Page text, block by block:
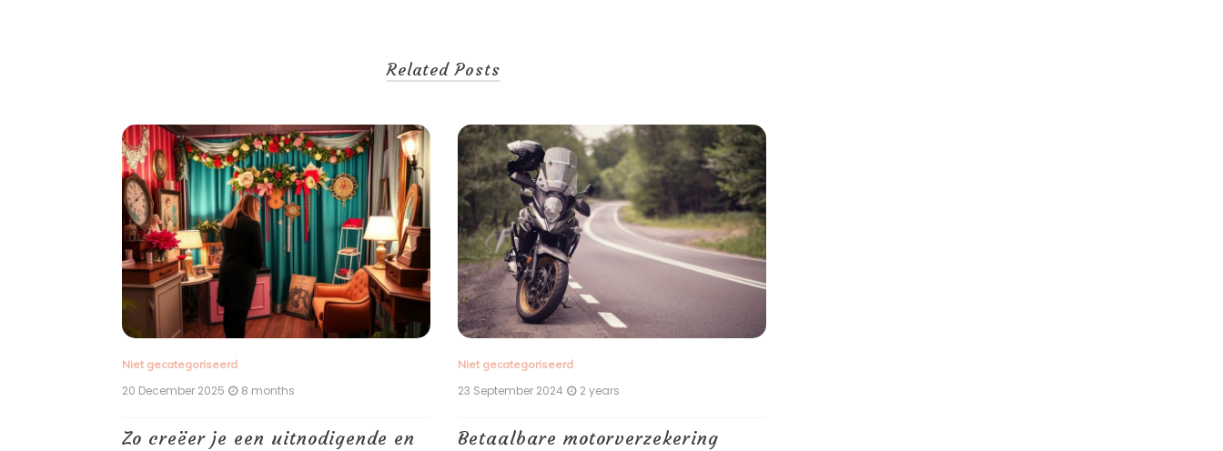
Related Posts
Niet gecategoriseerd
20 December 2025 8 months
Zo creëer je een uitnodigende en
Niet gecategoriseerd
23 September 2024 2 years
Betaalbare motorverzekering